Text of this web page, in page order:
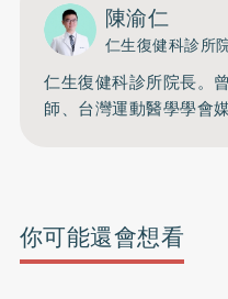
陳渝仁
仁生復健科診所
仁生復健科診所院長。
師、台灣運動醫學學會媒
你可能還會想看